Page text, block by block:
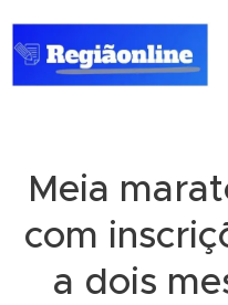
Meia
com
a dois